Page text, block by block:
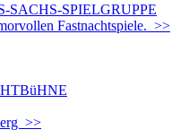
SACHS-SPIELGRUPPE
Fastnachtspiele. >>
>>